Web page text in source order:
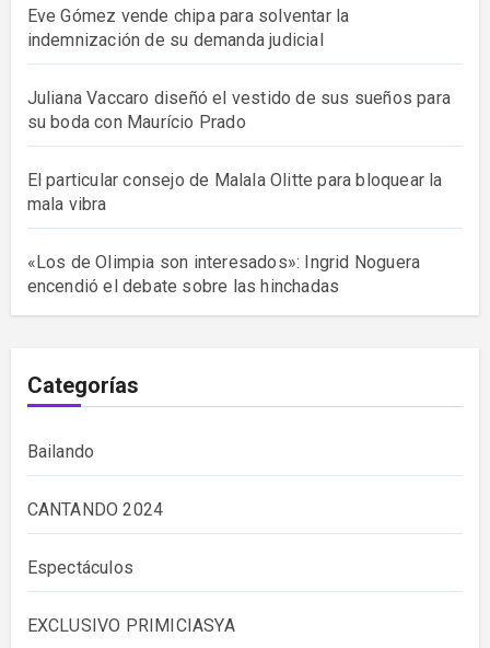
Eve Gómez vende chipa para solventar la
indemnización de su demanda judicial
Juliana Vaccaro diseñó el vestido de sus sueños para
su boda con Maurício Prado
El particular consejo de Malala Olitte para bloquear la
mala vibra
«Los de Olimpia son interesados»: Ingrid Noguera
encendió el debate sobre las hinchadas
Categorías
Bailando
CANTANDO 2024
Espectáculos
EXCLUSIVO PRIMICIASYA